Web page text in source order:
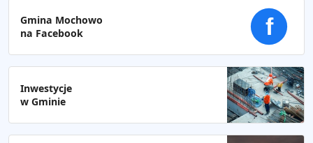
Gmina Mochowo
na Facebook
f
Inwestycje
w Gminie